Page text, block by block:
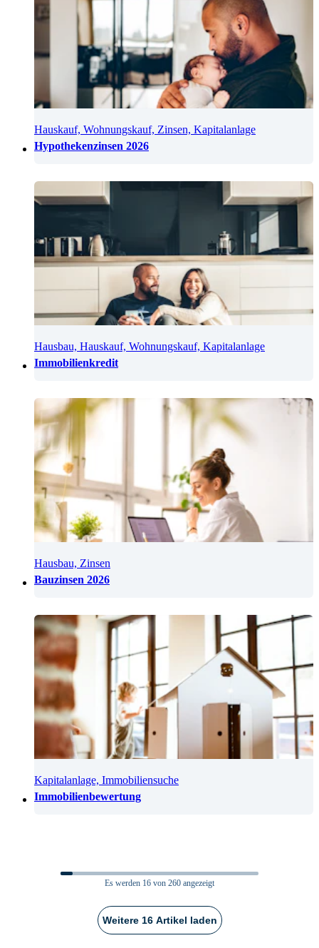
Hauskauf, Wohnungskauf, Zinsen, Kapitalanlage
Hypothekenzinsen 2026
Hausbau, Hauskauf, Wohnungskauf, Kapitalanlage
Immobilienkredit
Hausbau, Zinsen
Bauzinsen 2026
Kapitalanlage, Immobiliensuche
Immobilienbewertung
Es werden 16 von 260 angezeigt
Weitere 16 Artikel laden